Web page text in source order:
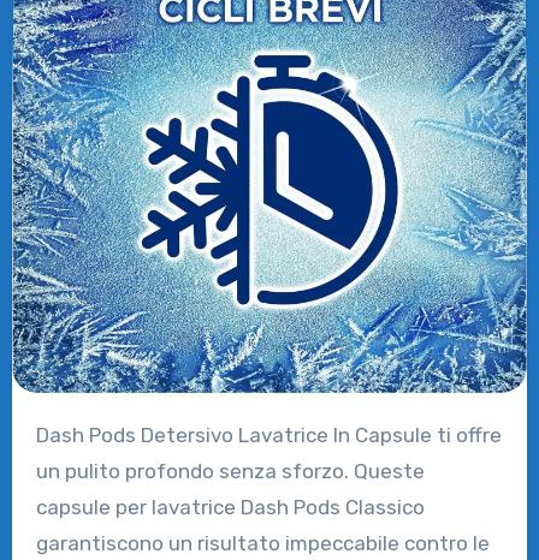
Dash Pods Detersivo Lavatrice In Capsule ti offre
un pulito profondo senza sforzo. Queste
capsule per lavatrice Dash Pods Classico
garantiscono un risultato impeccabile contro le